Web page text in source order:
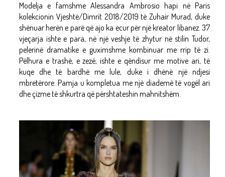
Modelja e famshme Alessandra Ambrosio hapi në Paris
kolekcionin Vjeshtë/Dimrit 2018/2019 të Zuhair Murad, duke
shënuar herën e parë që ajo ka ecur për një kreator libanez. 37
vjeçarja ishte e para, në një veshje të zhytur në stilin Tudor,
pelerinë dramatike e guximshme kombinuar me rrip të zi.
Pëlhura e trashë, e zezë, ishte e qëndisur me motive ari, të
kuqe dhe të bardhë me lule, duke i dhënë një ndjesi
mbretërore. Pamja u kompletua me një diademë të vogël ari
dhe çizme të shkurtra që përshtateshin mahnitshëm.